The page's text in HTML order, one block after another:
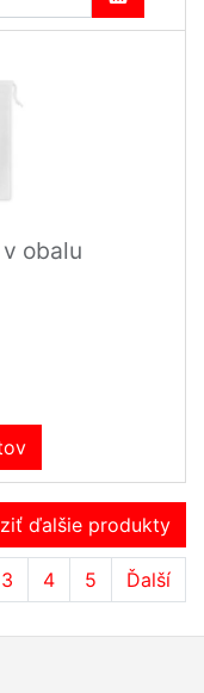
obalu
ďalšie produkty
3 4 5 Ďalší